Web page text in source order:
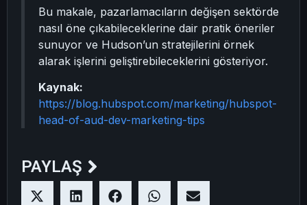
Bu makale, pazarlamacıların değişen sektörde
nasıl öne çıkabileceklerine dair pratik öneriler
sunuyor ve Hudson’un stratejilerini örnek
alarak işlerini geliştirebileceklerini gösteriyor.
Kaynak:
https://blog.hubspot.com/marketing/hubspot-
head-of-aud-dev-marketing-tips
PAYLAŞ